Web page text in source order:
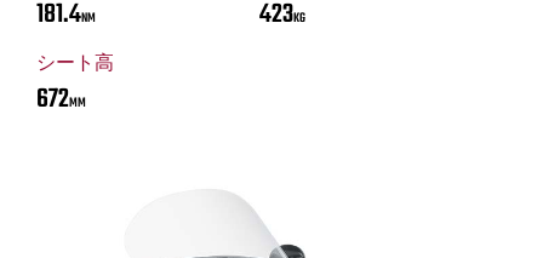
181.4NM 423KG
シート高
672MM